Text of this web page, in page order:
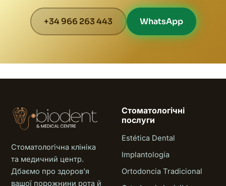
+34 966 263 443 WhatsApp
Стоматологічна клініка
та медичний центр.
Дбаємо про здоровʼя
вашої порожнини рота й
Стоматологічні
послуги
Estética Dental
Implantología
Ortodoncia Tradicional